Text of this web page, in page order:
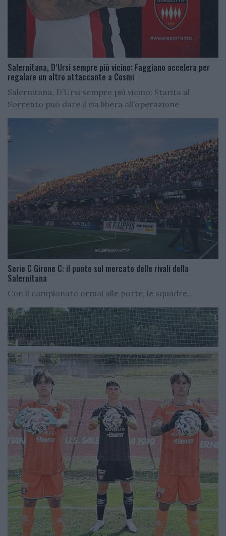
Salernitana, D’Ursi sempre più vicino: Faggiano accelera per
regalare un altro attaccante a Cosmi
Salernitana, D’Ursi sempre più vicino: Starita al
Sorrento può dare il via libera all’operazione
Serie C Girone C: il punto sul mercato delle rivali della
Salernitana
Con il campionato ormai alle porte, le squadre...